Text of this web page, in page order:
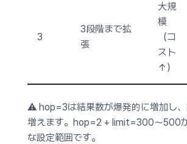
3
3段階まで拡
張
大規
模
（コ
スト
↑）
⚠ hop=3は結果数が爆発的に増加し
増えます。hop=2 + limit=300〜500
な設定範囲です。